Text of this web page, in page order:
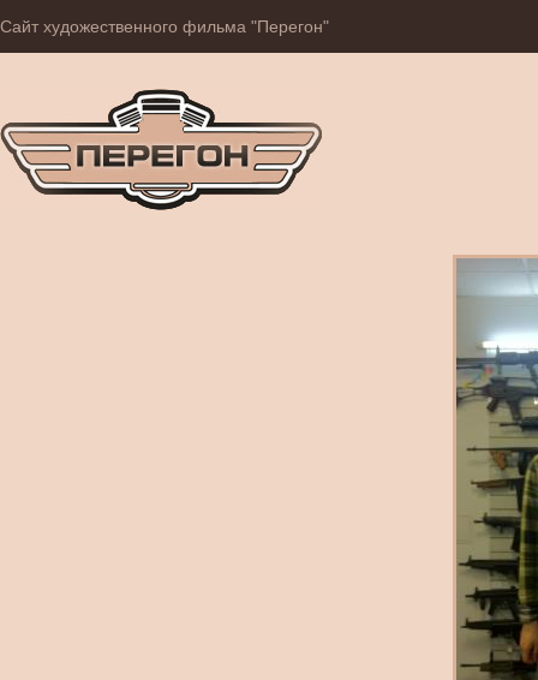
Сайт художественного фильма "Перегон"